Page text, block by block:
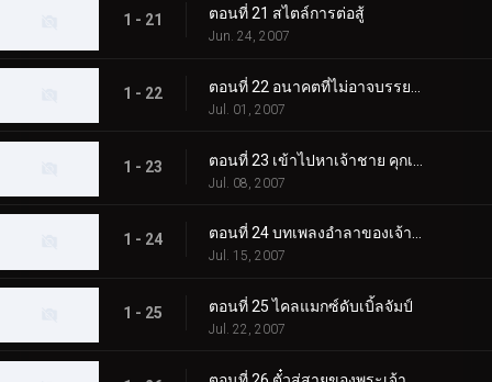
1 - 21 ตอนที่ 21 สไตล์การต่อสู้
Jun. 24, 2007
1 - 22
Jul. 01, 2007
1 - 23
Jul. 08, 2007
1 - 24 ตอนที่ 24 บทเพลงอำลาของเจ้าชาย
Jul. 15, 2007
1 - 25 ตอนที่ 25 ไคลแมกซ์ดับเบิ้ลจัมป์
Jul. 22, 2007